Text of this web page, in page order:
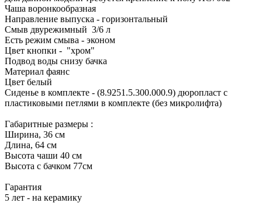
Чаша воронкообразная
Направление выпуска - горизонтальный
Смыв двурежимный 3/6 л
Есть режим смыва - эконом
Цвет кнопки - "хром"
Подвод воды снизу бачка
Материал фаянс
Цвет белый
Сиденье в комплекте - (8.9251.5.300.000.9) дюропласт с
пластиковыми петлями в комплекте (без микролифта)
Габаритные размеры :
Ширина, 36 см
Длина, 64 см
Высота чаши 40 см
Высота с бачком 77см
Гарантия
5 лет - на керамику